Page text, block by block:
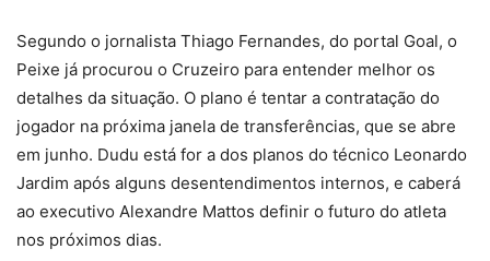
Segundo o jornalista Thiago Fernandes, do portal Goal, o
Peixe já procurou o Cruzeiro para entender melhor os
detalhes da situação. O plano é tentar a contratação do
jogador na próxima janela de transferências, que se abre
em junho. Dudu está for a dos planos do técnico Leonardo
Jardim após alguns desentendimentos internos, e caberá
ao executivo Alexandre Mattos definir o futuro do atleta
nos próximos dias.